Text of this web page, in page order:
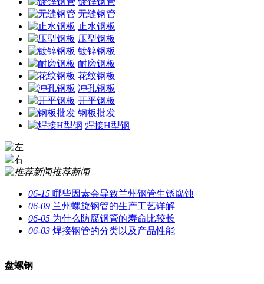
无缝钢管
止水钢板
压型钢板
镀锌钢板
耐磨钢板
花纹钢板
冲孔钢板
开平钢板
钢板批发
焊接H型钢
推荐新闻
06-15 哪些因素会导致兰州钢管生锈腐蚀
06-09 兰州螺旋钢管的生产工艺详解
06-05 为什么防腐钢管的寿命比较长
06-03 焊接钢管的分类以及产品性能
盘螺钢